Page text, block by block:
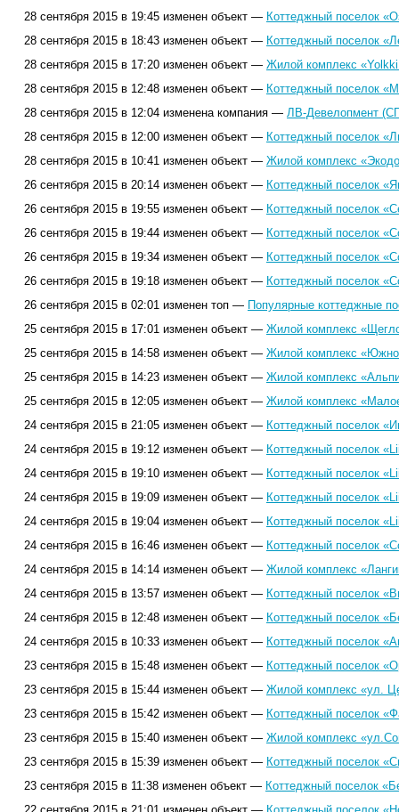
28 сентября 2015 в 19:45 изменен объект — Коттеджный поселок
28 сентября 2015 в 18:43 изменен объект — Коттеджный поселок
28 сентября 2015 в 17:20 изменен объект — Жилой комплекс
28 сентября 2015 в 12:48 изменен объект — Коттеджный поселок
28 сентября 2015 в 12:04 изменена компания — ЛВ-Девелопмент
28 сентября 2015 в 12:00 изменен объект — Коттеджный поселок
28 сентября 2015 в 10:41 изменен объект — Жилой комплекс
26 сентября 2015 в 20:14 изменен объект — Коттеджный поселок
26 сентября 2015 в 19:55 изменен объект — Коттеджный поселок
26 сентября 2015 в 19:44 изменен объект — Коттеджный поселок
26 сентября 2015 в 19:34 изменен объект — Коттеджный поселок
26 сентября 2015 в 19:18 изменен объект — Коттеджный поселок
26 сентября 2015 в 02:01 изменен топ — Популярные коттеджные
25 сентября 2015 в 17:01 изменен объект — Жилой комплекс
25 сентября 2015 в 14:58 изменен объект — Жилой комплекс
25 сентября 2015 в 14:23 изменен объект — Жилой комплекс
25 сентября 2015 в 12:05 изменен объект — Жилой комплекс
24 сентября 2015 в 21:05 изменен объект — Коттеджный поселок
24 сентября 2015 в 19:12 изменен объект — Коттеджный поселок
24 сентября 2015 в 19:10 изменен объект — Коттеджный поселок
24 сентября 2015 в 19:09 изменен объект — Коттеджный поселок
24 сентября 2015 в 19:04 изменен объект — Коттеджный поселок
24 сентября 2015 в 16:46 изменен объект — Коттеджный поселок
24 сентября 2015 в 14:14 изменен объект — Жилой комплекс
24 сентября 2015 в 13:57 изменен объект — Коттеджный поселок
24 сентября 2015 в 12:48 изменен объект — Коттеджный поселок
24 сентября 2015 в 10:33 изменен объект — Коттеджный поселок
23 сентября 2015 в 15:48 изменен объект — Коттеджный поселок
23 сентября 2015 в 15:44 изменен объект — Жилой комплекс «ул.
23 сентября 2015 в 15:42 изменен объект — Коттеджный поселок
23 сентября 2015 в 15:40 изменен объект — Жилой комплекс
23 сентября 2015 в 15:39 изменен объект — Коттеджный поселок
23 сентября 2015 в 11:38 изменен объект — Коттеджный поселок